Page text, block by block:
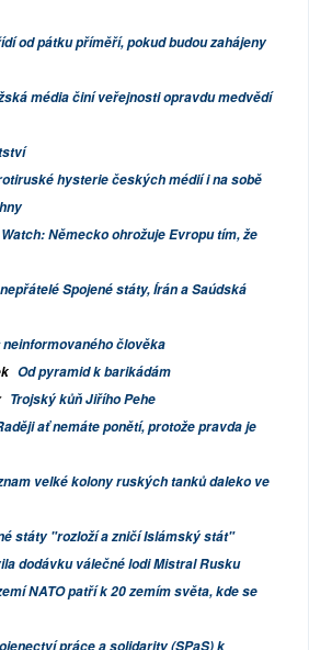
od pátku příměří, pokud budou zahájeny
média činí veřejnosti opravdu medvědí
hysterie českých médií i na sobě
Německo ohrožuje Evropu tím, že
Spojené státy, Írán a Saúdská
člověka
Od pyramid k barikádám
Trojský kůň Jiřího Pehe
ať nemáte ponětí, protože pravda je
velké kolony ruských tanků daleko ve
státy "rozloží a zničí Islámský stát"
dodávku válečné lodi Mistral Rusku
NATO patří k 20 zemím světa, kde se